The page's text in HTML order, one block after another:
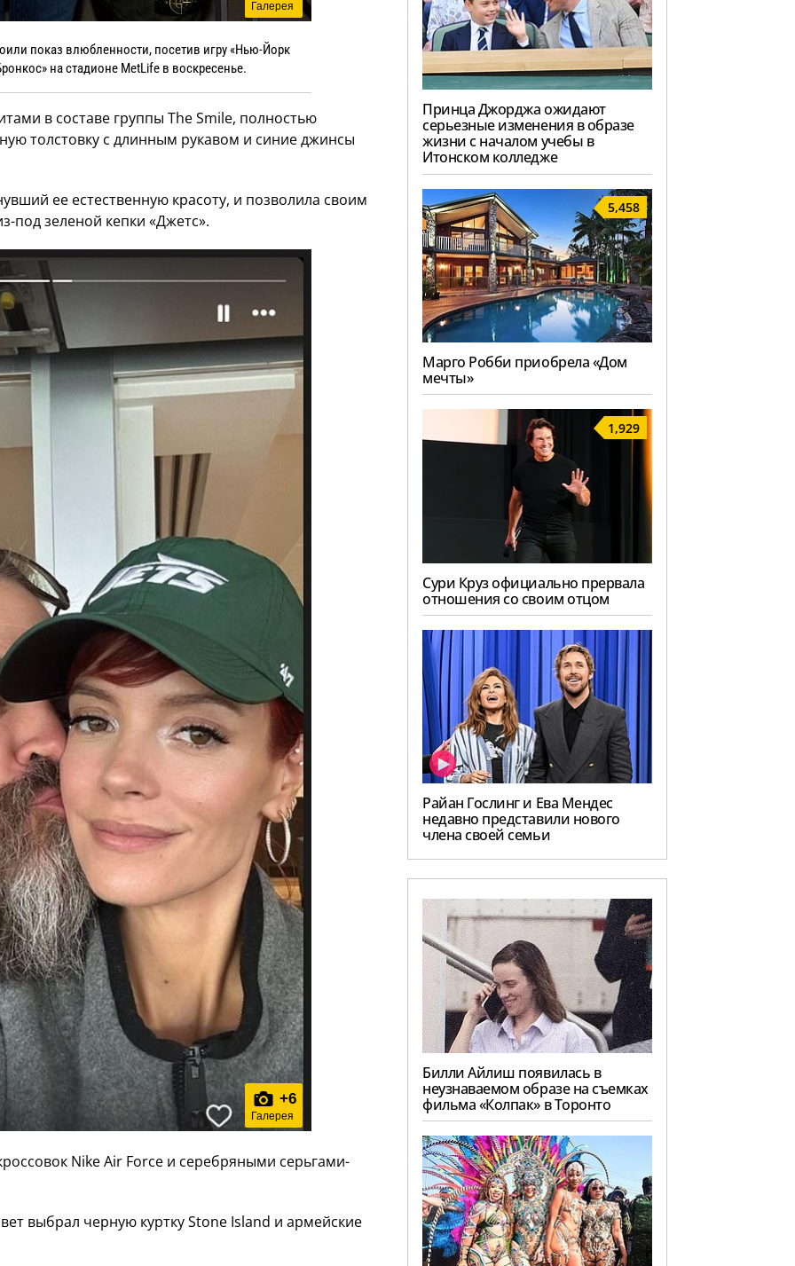
Галерея
показ влюбленности, посетив игру «Нью-Йорк
на стадионе MetLife в воскресенье.
в составе группы The Smile, полностью
толстовку с длинным рукавом и синие джинсы
ее естественную красоту, и позволила своим
под зеленой кепки «Джетс».
+6
Галерея
Nike Air Force и серебряными серьгами-
выбрал черную куртку Stone Island и армейские
Принца Джорджа ожидают
серьезные изменения в образе
жизни с началом учебы в
Итонском колледже
5,458
Марго Робби приобрела «Дом
мечты»
1,929
Сури Круз официально прервала
отношения со своим отцом
Райан Гослинг и Ева Мендес
недавно представили нового
члена своей семьи
Билли Айлиш появилась в
неузнаваемом образе на съемках
фильма «Колпак» в Торонто